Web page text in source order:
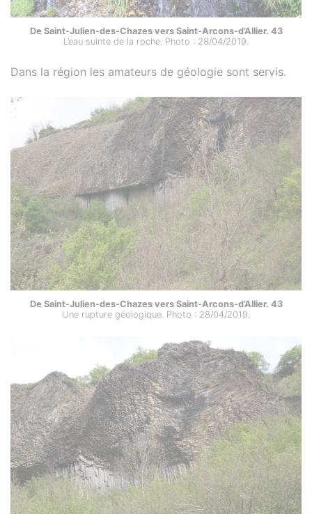
De Saint-Julien-des-Chazes vers Saint-Arcons-d’Allier. 43
L’eau suinte de la roche. Photo : 28/04/2019.
Dans la région les amateurs de géologie sont servis.
De Saint-Julien-des-Chazes vers Saint-Arcons-d’Allier. 43
Une rupture géologique. Photo : 28/04/2019.